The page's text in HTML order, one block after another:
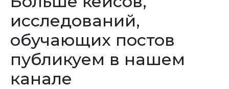
исследований,
обучающих постов
публикуем в нашем
канале